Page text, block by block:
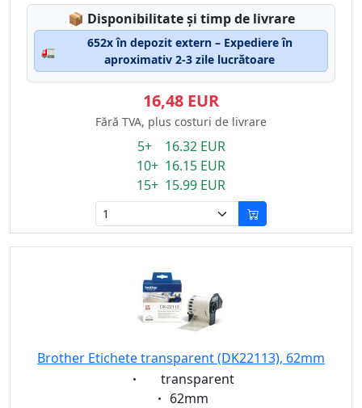
📦 Lagerstatus:
Disponibilitate și timp de livrare
🚛
652x în depozit extern – Expediere în
aproximativ 2-3 zile lucrătoare
16,48 EUR
Fără TVA, plus costuri de livrare
5+ 16.32 EUR
10+ 16.15 EUR
15+ 15.99 EUR
Brother Etichete transparent (DK22113), 62mm
Eigenschaft:
transparent
Eigenschaft:
62mm